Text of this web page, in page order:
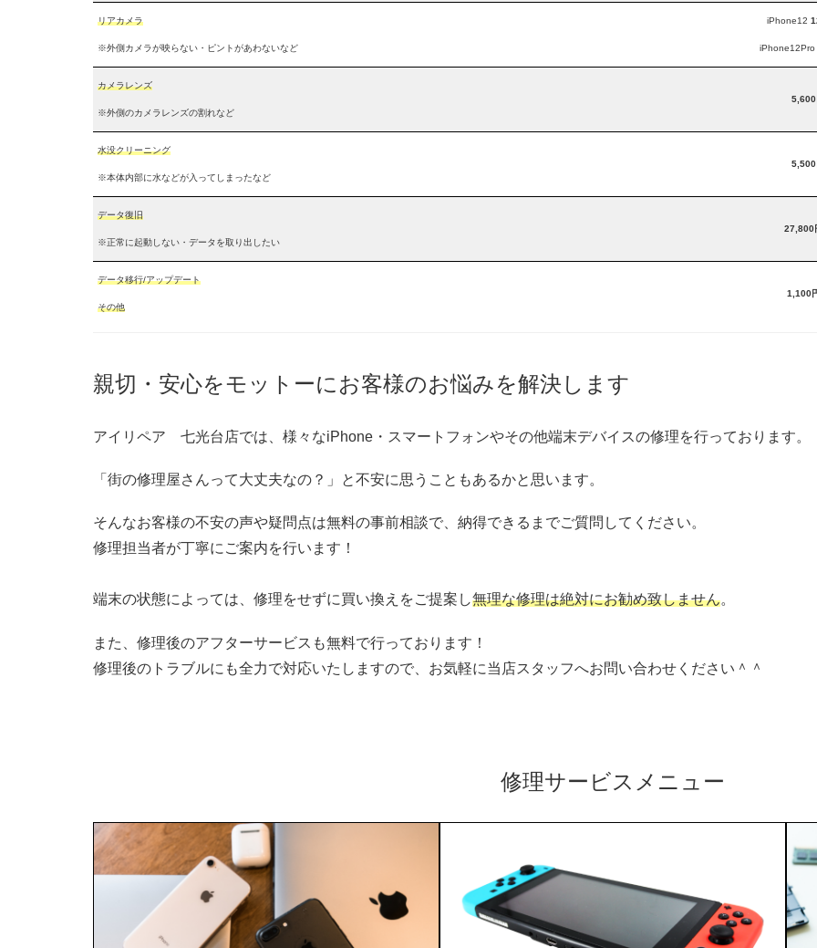
リアカメラ
※外側カメラが映らない・ピントがあわないなど
iPhone12
iPhone12Pro
カメラレンズ
※外側のカメラレンズの割れなど
5,600
水没クリーニング
※本体内部に水などが入ってしまったなど
5,500
データ復旧
※正常に起動しない・データを取り出したい
27,800
データ移行/アップデート
その他
1,100
親切・安心をモットーにお客様のお悩みを解決します
アイリペア 七光台店では、様々なiPhone・スマートフォンやその他端末デバイスの修理を行っております。
「街の修理屋さんって大丈夫なの？」と不安に思うこともあるかと思います。
そんなお客様の不安の声や疑問点は無料の事前相談で、納得できるまでご質問してください。
修理担当者が丁寧にご案内を行います！
端末の状態によっては、修理をせずに買い換えをご提案し無理な修理は絶対にお勧め致しません。
また、修理後のアフターサービスも無料で行っております！
修理後のトラブルにも全力で対応いたしますので、お気軽に当店スタッフへお問い合わせください＾＾
修理サービスメニュー